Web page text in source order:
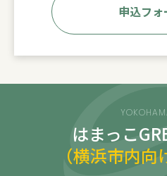
申込フ
はまっこ
（横浜市内向